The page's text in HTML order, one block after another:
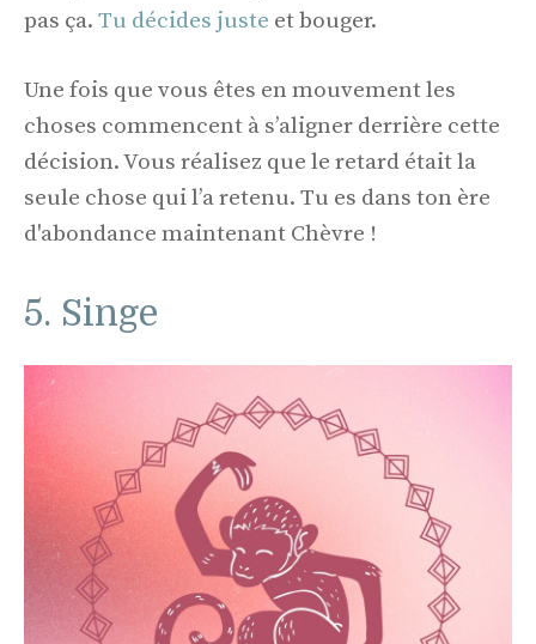
pas ça. Tu décides juste et bouger.
Une fois que vous êtes en mouvement les
choses commencent à s’aligner derrière cette
décision. Vous réalisez que le retard était la
seule chose qui l’a retenu. Tu es dans ton ère
d'abondance maintenant Chèvre !
5. Singe